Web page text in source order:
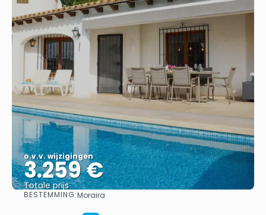
o.v.v. wijzigingen
3.259 €
Totale prijs
BESTEMMING:Moraira